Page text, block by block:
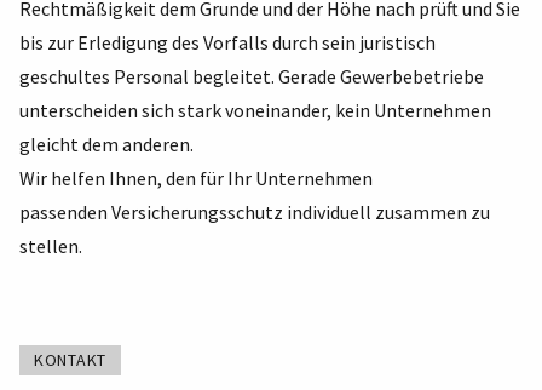
Rechtmäßigkeit dem Grunde und der Höhe nach prüft und Sie
bis zur Erledigung des Vorfalls durch sein juristisch
geschultes Personal begleitet. Gerade Gewerbebetriebe
unterscheiden sich stark voneinander, kein Unternehmen
gleicht dem anderen.
Wir helfen Ihnen, den für Ihr Unternehmen
passenden Versicherungsschutz individuell zusammen zu
stellen.
KONTAKT